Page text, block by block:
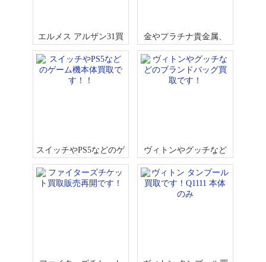
エルメス アルザン31買
取です！
金やプラチナ貴金属、
どしどし買取です！！
スイッチやPS5などのゲ
ーム機本体買取で
す！！
ヴィトンやグッチなど
のブランドバッグ買取
です！